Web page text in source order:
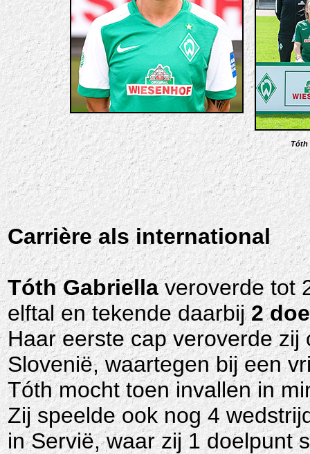
Tóth
Carrière als international
Tóth Gabriellaveroverde tot
elftal en tekende daarbij2
Haar eerste cap veroverde
Slovenië, waartegen bij een
Tóth mocht toen invallen in
Zij speelde ook nog 4
in Servië, waar zij 1 doelpunt